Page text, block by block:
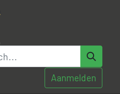
Aanmelden